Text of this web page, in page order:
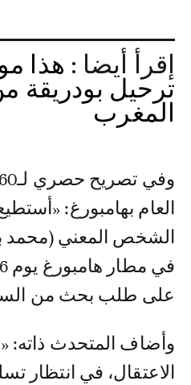
إقرأ أيضا : هذا
ترحيل بودريقة
المغرب
العام بهامبورغ:
الشخص المعني (محمد
على طلب بحث من
وأضاف المتحدث ذاته:
الاعتقال، في انتظار